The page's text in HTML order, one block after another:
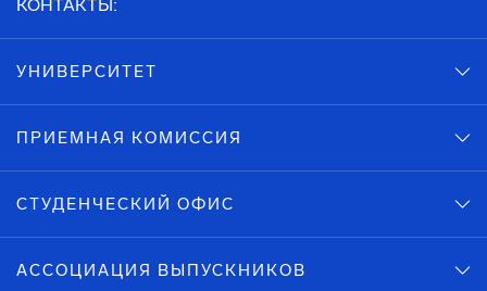
КОНТАКТЫ:
УНИВЕРСИТЕТ
ПРИЕМНАЯ КОМИССИЯ
СТУДЕНЧЕСКИЙ ОФИС
АССОЦИАЦИЯ ВЫПУСКНИКОВ